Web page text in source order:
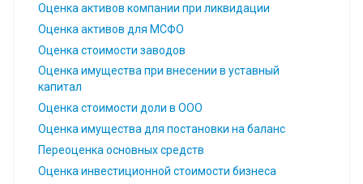
Оценка активов компании при ликвидации
Оценка активов для МСФО
Оценка стоимости заводов
Оценка имущества при внесении в уставный
капитал
Оценка стоимости доли в ООО
Оценка имущества для постановки на баланс
Переоценка основных средств
Оценка инвестиционной стоимости бизнеса